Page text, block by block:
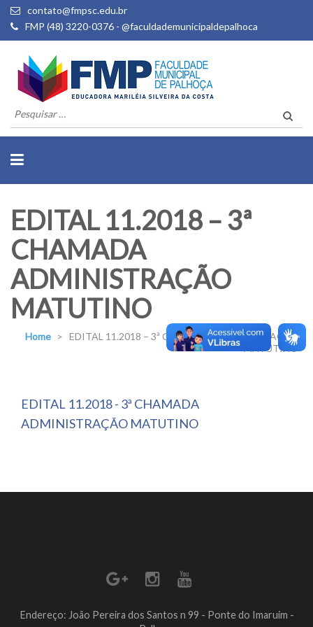
contato@fmpsc.edu.br
FMP (48) 3220-0376 - @faculdademunicipaldepalhoca
Pesquisar
por:
EDITAL 11.2018 – 3ª
CHAMADA
ADMINISTRAÇÃO
MATUTINO
Home > EDITAL 11.2018 – 3ª CHAMADA ADMINISTRAÇÃO
MATUTINO
EDITAL 11.2018 - 3ª CHAMADA
ADMINISTRAÇÃO MATUTINO
Endereço: João Pereira dos Santos n 99 - Ponte do Imaruim -